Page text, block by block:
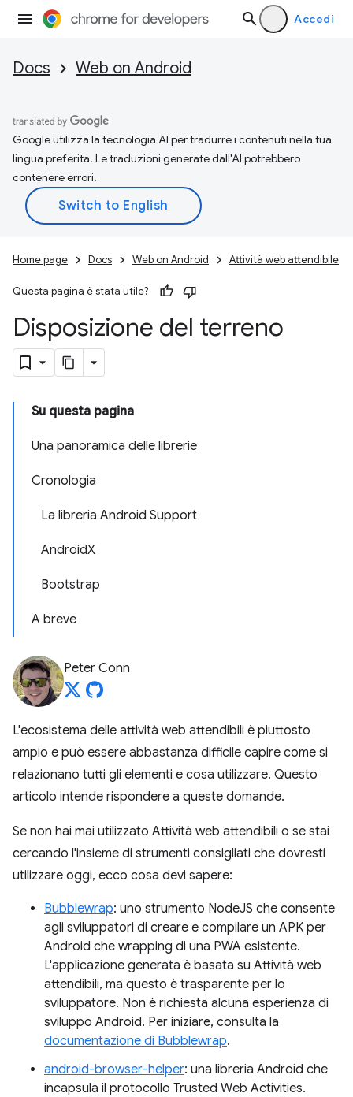
Accedi
Docs Web on Android
Google utilizza la tecnologia AI per tradurre i contenuti nella tua
lingua preferita. Le traduzioni generate dall'AI potrebbero
contenere errori.
Home page Docs Web on Android Attività web attendibile
Questa pagina è stata utile?
Disposizione del terreno
Su questa pagina
Una panoramica delle librerie
Cronologia
La libreria Android Support
AndroidX
Bootstrap
A breve
Peter Conn
L'ecosistema delle attività web attendibili è piuttosto
ampio e può essere abbastanza difficile capire come si
relazionano tutti gli elementi e cosa utilizzare. Questo
articolo intende rispondere a queste domande.
Se non hai mai utilizzato Attività web attendibili o se stai
cercando l'insieme di strumenti consigliati che dovresti
utilizzare oggi, ecco cosa devi sapere:
Bubblewrap: uno strumento NodeJS che consente
agli sviluppatori di creare e compilare un APK per
Android che wrapping di una PWA esistente.
L'applicazione generata è basata su Attività web
attendibili, ma questo è trasparente per lo
sviluppatore. Non è richiesta alcuna esperienza di
sviluppo Android. Per iniziare, consulta la
documentazione di Bubblewrap.
android-browser-helper: una libreria Android che
incapsula il protocollo Trusted Web Activities.